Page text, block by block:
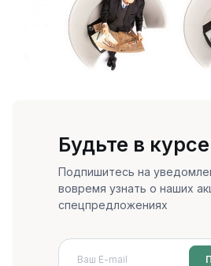
Будьте в курсе
Подпишитесь на
вовремя узнать о наших
спецпредложениях